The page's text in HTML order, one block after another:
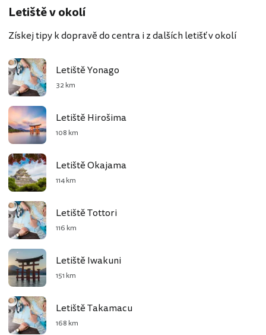
Letiště v okolí
Získej tipy k dopravě do centra i z dalších letišť v okolí
Letiště Yonago
32 km
Letiště Hirošima
108 km
Letiště Okajama
114 km
Letiště Tottori
116 km
Letiště Iwakuni
151 km
Letiště Takamacu
168 km